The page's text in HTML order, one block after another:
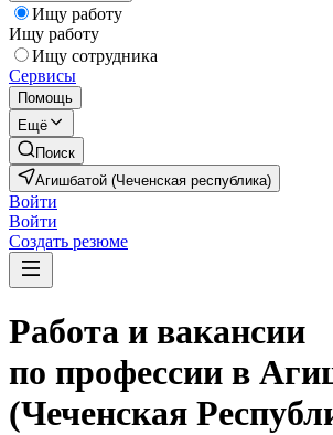
Ищу работу
Ищу работу
Ищу сотрудника
Сервисы
Помощь
Ещё
Поиск
Агишбатой (Чеченская республика)
Войти
Войти
Создать резюме
Работа и вакансии
по профессии в
(Чеченская